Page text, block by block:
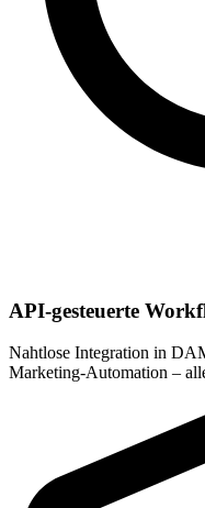
API-gesteuerte
Nahtlose Integration in
Marketing-Automation –